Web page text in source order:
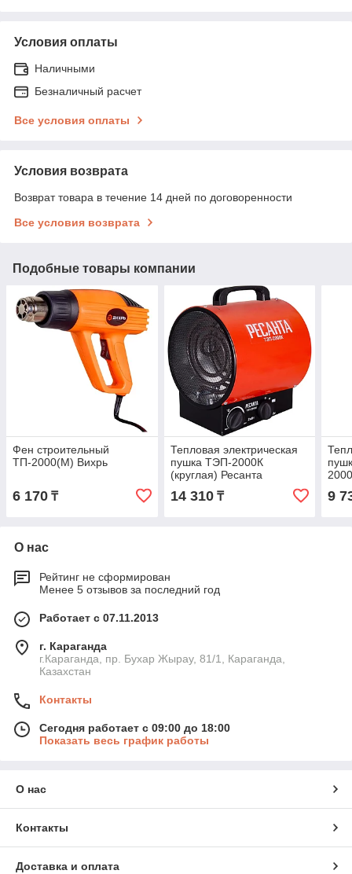
Условия оплаты
Наличными
Безналичный расчет
Все условия оплаты
Условия возврата
Возврат товара в течение 14 дней по договоренности
Все условия возврата
Подобные товары компании
Фен строительный
ТП-2000(М) Вихрь
6 170 ₸
Тепловая электрическая
пушка ТЭП-2000К
(круглая) Ресанта
14 310₸ 9
О нас
Рейтинг не сформирован
Менее 5 отзывов за последний год
Работает с 07.11.2013
г. Караганда
г.Караганда, пр. Бухар Жырау, 81/1, Караганда,
Казахстан
Контакты
Сегодня работает с 09:00 до 18:00
Показать весь график работы
О нас
Контакты
Доставка и оплата